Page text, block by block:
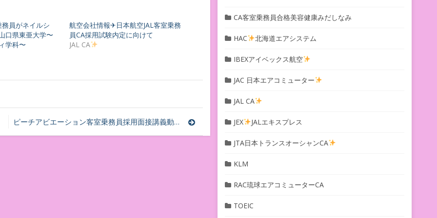
員がネイルシ
口県東亜大学〜
学科〜
航空会社情報✈日本航空JAL客室乗務
員CA採用試験内定に向けて
JAL CA
ピーチアビエーション客室乗務員採用面接講義動画✈︎内定へ
CA客室乗務員合格美容健康みだしなみ
HAC 北海道エアシステム
IBEXアイベックス航空
JAC 日本エアコミューター
JAL CA
JEX JALエキスプレス
JTA日本トランスオーシャンCA
KLM
RAC琉球エアコミューターCA
TOEIC